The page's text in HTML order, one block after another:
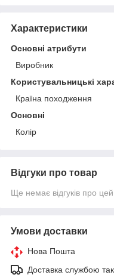
Характеристики
Основні атрибути
Виробник
Користувальницькі
Країна походження
Основні
Колір
Відгуки про товар
Ще немає відгуків про
Умови доставки
Нова Пошта
Доставка службою